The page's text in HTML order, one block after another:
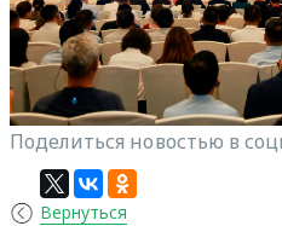
Поделиться новостью в
Вернуться